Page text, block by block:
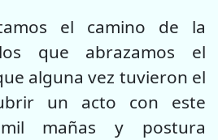
el camino de la
que abrazamos el
alguna vez tuvieron el
un acto con este
mañas y postura